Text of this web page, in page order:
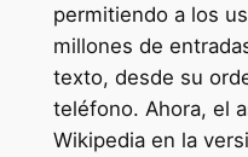
permitiendo a los
millones de
texto, desde su
teléfono. Ahora, el
Wikipedia en la